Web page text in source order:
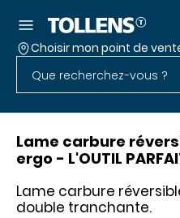
Passer la liste des
Choisir mon point de
Rechercher dans le site
Accéder au menu
Lame carbure
ergo - L'OUTIL
Lame carbure
double tranchante.